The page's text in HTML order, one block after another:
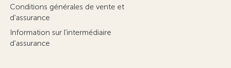
Conditions générales de vente et
d'assurance
Information sur l'intermédiaire
d'assurance